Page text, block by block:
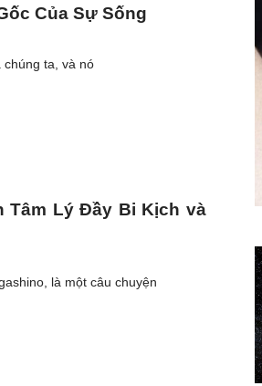
Của Sự Sống
chúng ta, và nó
Tâm Lý Đầy Bi Kịch và
là một câu chuyện